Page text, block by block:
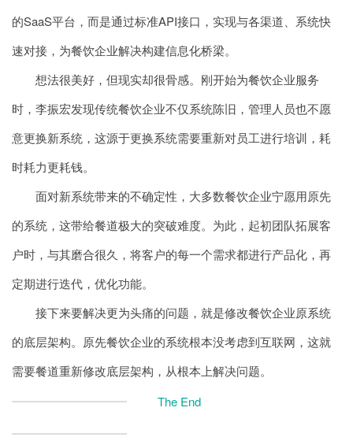
的SaaS平台，而是通过标准API接口，实现与各渠道、系统快
速对接，为餐饮企业解决构建信息化桥梁。
想法很美好，但现实却很骨感。刚开始为餐饮企业服务
时，李振宏发现传统餐饮企业不仅系统陈旧，管理人员也不愿
意更换新系统，这源于更换系统需要重新对员工进行培训，耗
时耗力更耗钱。
面对新系统带来的不确定性，大多数餐饮企业宁愿用原先
的系统，这带给餐道极大的突破难度。为此，起初团队拓展客
户时，与其磨合很久，将客户的每一个需求都进行产品化，再
定期进行迭代，优化功能。
接下来要解决更为头痛的问题，就是修改餐饮企业原系统
的底层架构。原先餐饮企业的系统根本没考虑到互联网，这就
需要餐道重新修改底层架构，从根本上解决问题。
The End